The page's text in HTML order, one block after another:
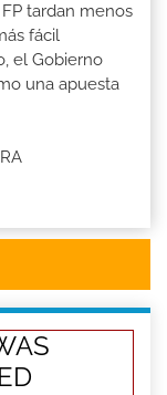
tardan menos
fácil
el Gobierno
una apuesta